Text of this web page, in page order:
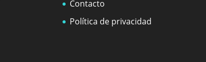
Contacto
Política de privacidad